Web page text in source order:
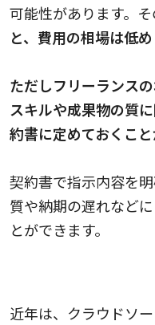
可能性があります。そ
と、費用の相場は低め
ただしフリーランス
スキルや成果物の質
約書に定めておくこ
契約書で指示内容を
質や納期の遅れなど
とができます。
近年は、クラウドソ